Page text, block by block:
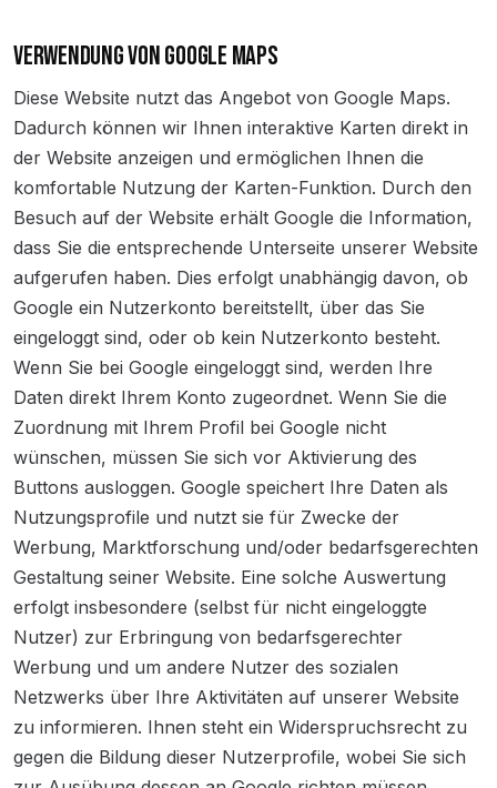
VERWENDUNG VON GOOGLE MAPS
Diese Website nutzt das Angebot von Google Maps.
Dadurch können wir Ihnen interaktive Karten direkt in
der Website anzeigen und ermöglichen Ihnen die
komfortable Nutzung der Karten-Funktion. Durch den
Besuch auf der Website erhält Google die Information,
dass Sie die entsprechende Unterseite unserer Website
aufgerufen haben. Dies erfolgt unabhängig davon, ob
Google ein Nutzerkonto bereitstellt, über das Sie
eingeloggt sind, oder ob kein Nutzerkonto besteht.
Wenn Sie bei Google eingeloggt sind, werden Ihre
Daten direkt Ihrem Konto zugeordnet. Wenn Sie die
Zuordnung mit Ihrem Profil bei Google nicht
wünschen, müssen Sie sich vor Aktivierung des
Buttons ausloggen. Google speichert Ihre Daten als
Nutzungsprofile und nutzt sie für Zwecke der
Werbung, Marktforschung und/oder bedarfsgerechten
Gestaltung seiner Website. Eine solche Auswertung
erfolgt insbesondere (selbst für nicht eingeloggte
Nutzer) zur Erbringung von bedarfsgerechter
Werbung und um andere Nutzer des sozialen
Netzwerks über Ihre Aktivitäten auf unserer Website
zu informieren. Ihnen steht ein Widerspruchsrecht zu
gegen die Bildung dieser Nutzerprofile, wobei Sie sich